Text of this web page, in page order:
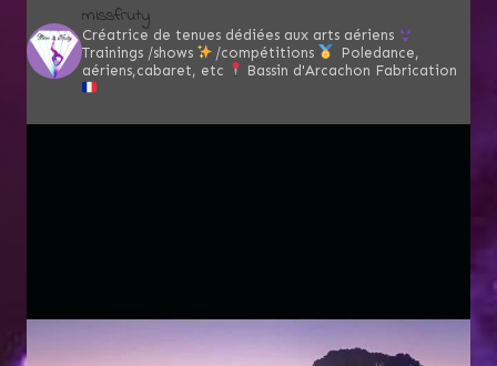
missfruty
Créatrice de tenues dédiées aux arts aériens
Trainings /shows
/compétitions
Poledance,
aériens,cabaret, etc
Bassin d'Arcachon Fabrication